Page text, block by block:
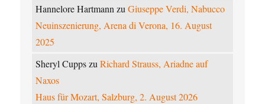
Hannelore HartmannzuGiuseppe Verdi, Nabucco
Neuinszenierung, Arena di Verona, 16. August
2025
Sheryl CuppszuRichard Strauss, Ariadne auf
Naxos
Haus für Mozart, Salzburg, 2. August 2026